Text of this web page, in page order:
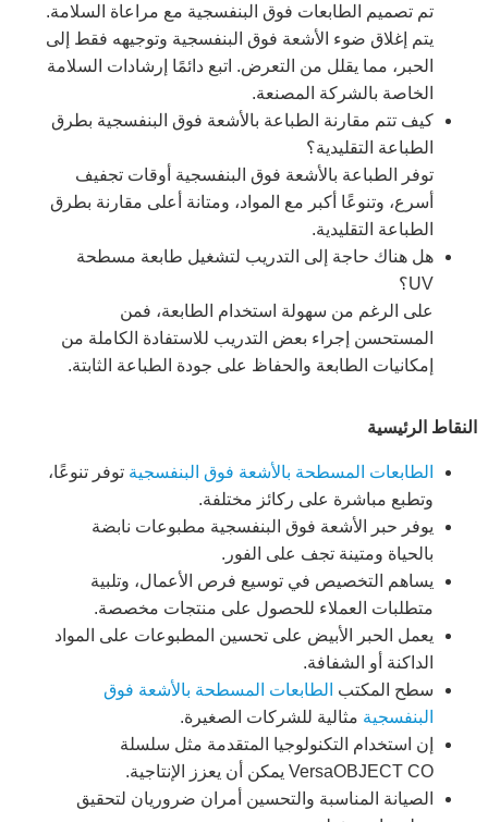
تم تصميم الطابعات فوق البنفسجية مع مراعاة السلامة.
يتم إغلاق ضوء الأشعة فوق البنفسجية وتوجيهه فقط إلى
الحبر، مما يقلل من التعرض. اتبع دائمًا إرشادات السلامة
الخاصة بالشركة المصنعة.
كيف تتم مقارنة الطباعة بالأشعة فوق البنفسجية بطرق
الطباعة التقليدية؟
توفر الطباعة بالأشعة فوق البنفسجية أوقات تجفيف
أسرع، وتنوعًا أكبر مع المواد، ومتانة أعلى مقارنة بطرق
الطباعة التقليدية.
هل هناك حاجة إلى التدريب لتشغيل طابعة مسطحة
UV؟
على الرغم من سهولة استخدام الطابعة، فمن
المستحسن إجراء بعض التدريب للاستفادة الكاملة من
إمكانيات الطابعة والحفاظ على جودة الطباعة الثابتة.
النقاط الرئيسية
الطابعات المسطحة بالأشعة فوق البنفسجية توفر تنوعًا،
وتطبع مباشرة على ركائز مختلفة.
يوفر حبر الأشعة فوق البنفسجية مطبوعات نابضة
بالحياة ومتينة تجف على الفور.
يساهم التخصيص في توسيع فرص الأعمال، وتلبية
متطلبات العملاء للحصول على منتجات مخصصة.
يعمل الحبر الأبيض على تحسين المطبوعات على المواد
الداكنة أو الشفافة.
سطح المكتب الطابعات المسطحة بالأشعة فوق
البنفسجية مثالية للشركات الصغيرة.
إن استخدام التكنولوجيا المتقدمة مثل سلسلة
VersaOBJECT CO يمكن أن يعزز الإنتاجية.
الصيانة المناسبة والتحسين أمران ضروريان لتحقيق